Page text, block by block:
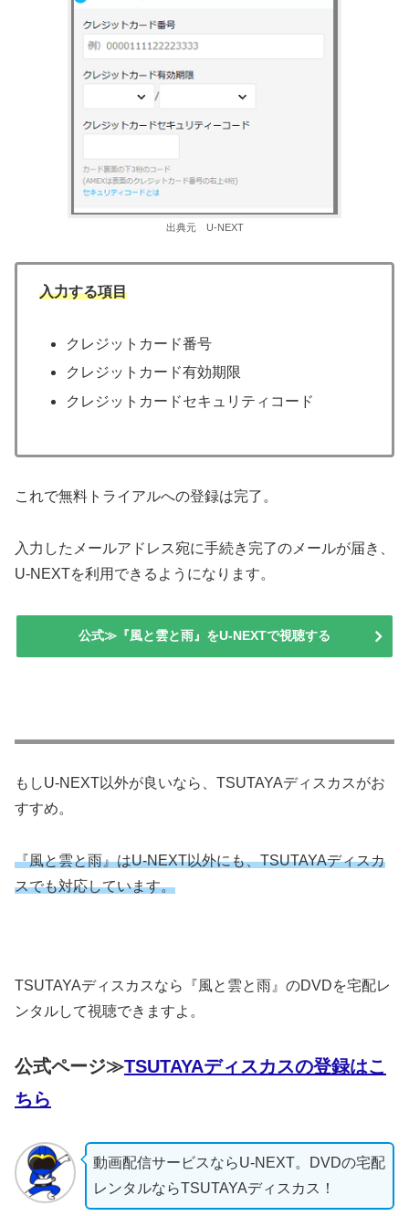
出典元 U-NEXT
入力する項目
クレジットカード番号
クレジットカード有効期限
クレジットカードセキュリティコード
これで無料トライアルへの登録は完了。
入力したメールアドレス宛に手続き完了のメールが届き、
U-NEXTを利用できるようになります。
公式≫『風と雲と雨』をU-NEXTで視聴する
もしU-NEXT以外が良いなら、TSUTAYAディスカスがお
すすめ。
『風と雲と雨』はU-NEXT以外にも、TSUTAYAディスカ
スでも対応しています。
TSUTAYAディスカスなら『風と雲と雨』のDVDを宅配レ
ンタルして視聴できますよ。
公式ページ≫TSUTAYAディスカスの登録はこ
ちら
動画配信サービスならU-NEXT。DVDの宅配
レンタルならTSUTAYAディスカス！